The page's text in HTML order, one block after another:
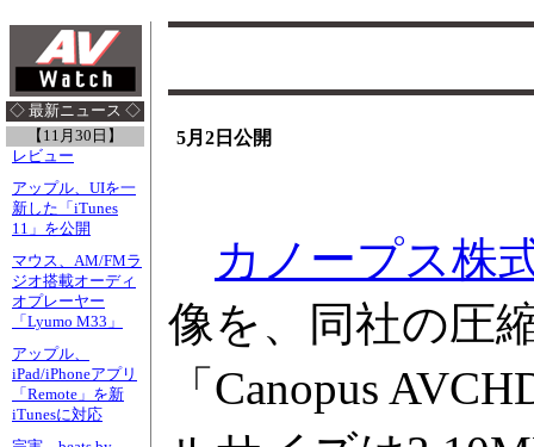
◇ 最新ニュース ◇
【11月30日】
レビュー
アップル、UIを一
新した「iTunes
11」を公開
マウス、AM/FMラ
ジオ搭載オーディ
オプレーヤー
「Lyumo M33」
アップル、
iPad/iPhoneアプリ
「Remote」を新
iTunesに対応
5月2日公開
カノープス株
像を、同社の圧
「Canopus